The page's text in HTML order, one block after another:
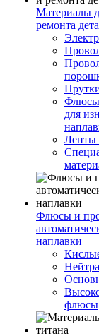
Материалы
ремонта
Флюсы
для
Ленты
Флюсы и
наплавки
флюсы